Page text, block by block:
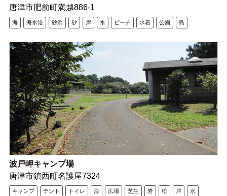
唐津市肥前町満越886-1
海 海水浴 砂浜 砂 岸 水 ビーチ 水着 公園 島
波戸岬キャンプ場
唐津市鎮西町名護屋7324
キャンプ テント トイレ 海 広場 芝生 岩 松 岸 水